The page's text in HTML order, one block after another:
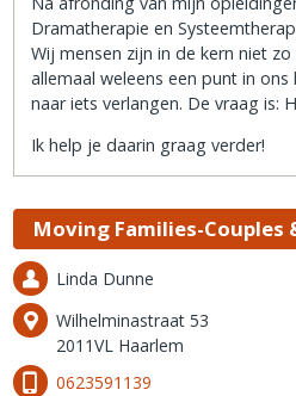
Dramatherapie en
Wij mensen zijn in de kern niet
allemaal weleens een punt in
naar iets verlangen. De vraag is:
Ik help je daarin graag verder!
Moving Families-Couples
Linda Dunne
Wilhelminastraat 53
2011VL Haarlem
0623591139